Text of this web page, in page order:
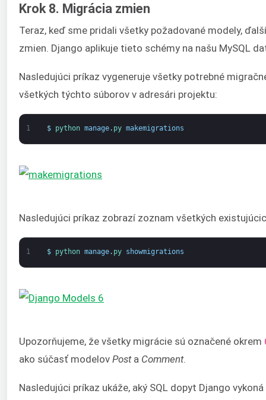
Krok 8. Migrácia zmien
Teraz, keď sme pridali všetky požadované modely,
zmien. Django aplikuje tieto schémy na našu MySQL
Nasledujúci príkaz vygeneruje všetky potrebné
všetkých týchto súborov v adresári projektu:
1 $ python manage. py makemigrations
Nasledujúci príkaz zobrazí zoznam všetkých
1 $ python manage. py showmigrations
Upozorňujeme, že všetky migrácie sú označené okrem
ako súčasť modelov Posta Comment.
Nasledujúci príkaz ukáže, aký SQL dopyt Django